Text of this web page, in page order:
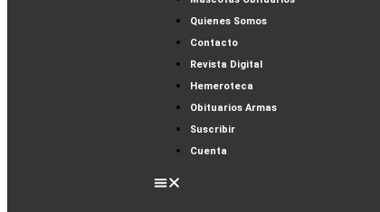
Quienes Somos
Contacto
Revista Digital
Hemeroteca
Obituarios Armas
Suscribir
Cuenta